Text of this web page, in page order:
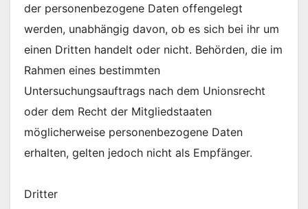
der personenbezogene Daten offengelegt
werden, unabhängig davon, ob es sich bei ihr um
einen Dritten handelt oder nicht. Behörden, die im
Rahmen eines bestimmten
Untersuchungsauftrags nach dem Unionsrecht
oder dem Recht der Mitgliedstaaten
möglicherweise personenbezogene Daten
erhalten, gelten jedoch nicht als Empfänger.
Dritter